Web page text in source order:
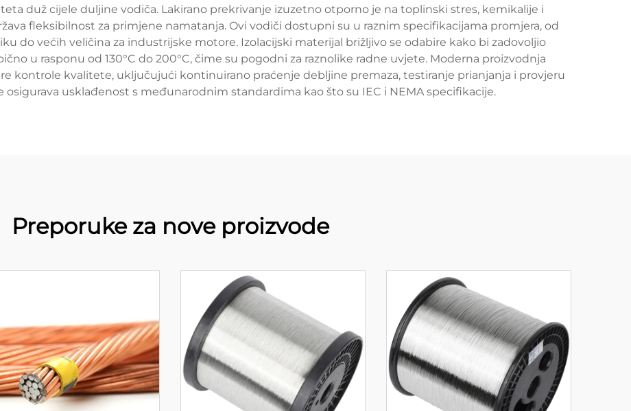
duž cijele duljine vodiča. Lakirano prekrivanje izuzetno otporno je na toplinski stres, kemikalije i
fleksibilnost za primjene namatanja. Ovi vodiči dostupni su u raznim specifikacijama promjera, od
do većih veličina za industrijske motore. Izolacijski materijal brižljivo se odabire kako bi zadovoljio
u rasponu od 130°C do 200°C, čime su pogodni za raznolike radne uvjete. Moderna proizvodnja
kontrole kvalitete, uključujući kontinuirano praćenje debljine premaza, testiranje prianjanja i provjeru
osigurava usklađenost s međunarodnim standardima kao što su IEC i NEMA specifikacije.
Preporuke za nove proizvode